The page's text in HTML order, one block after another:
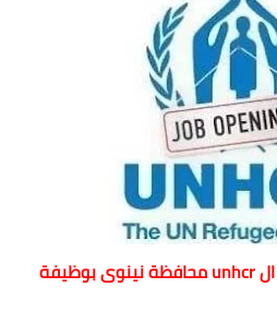
وظيفة شاغرة في منظمة ال unhcr محافظة نينوى بوظيفة